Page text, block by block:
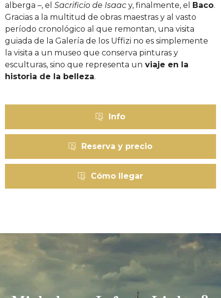
alberga –, el Sacrificio de Isaac y, finalmente, el Baco.
Gracias a la multitud de obras maestras y al vasto
período cronológico al que remontan, una visita
guiada de la Galería de los Uffizi no es simplemente
la visita a un museo que conserva pinturas y
esculturas, sino que representa un viaje en la
historia de la belleza.
Info
Reserva y precio
Cómo llegar